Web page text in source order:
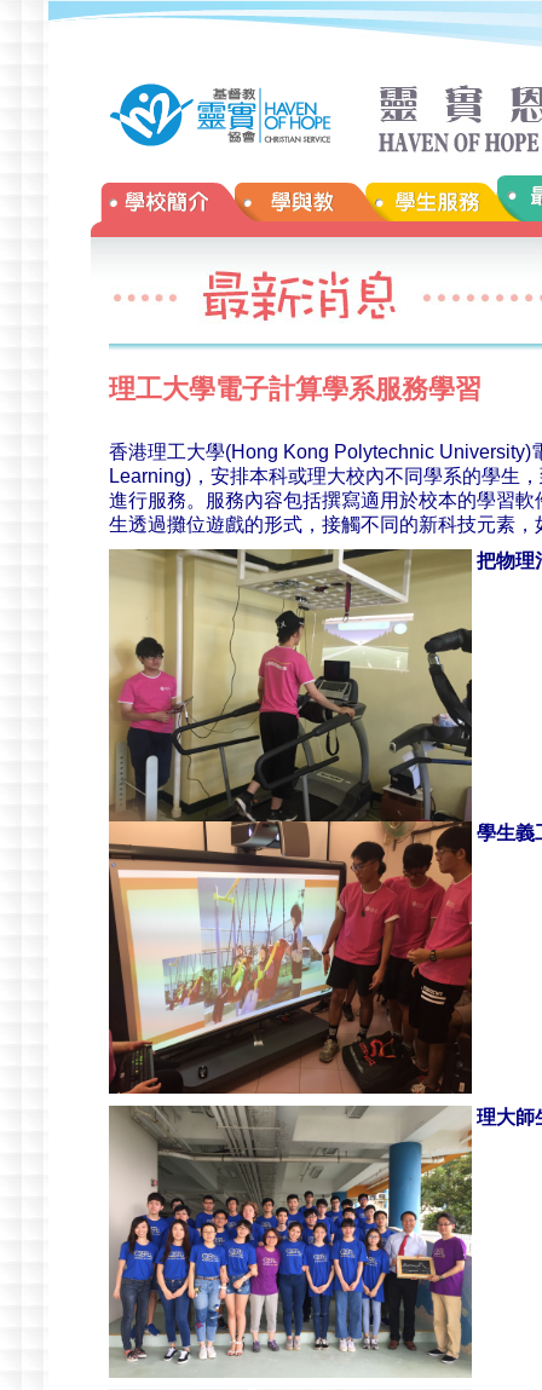
理工大學電子計算學系服務學習
香港理工大學(Hong Kong Polytechnic
Learning)，安排本科或理大校內不同學系的學生
進行服務。服務內容包括撰寫適用於校本的學習
生透過攤位遊戲的形式，接觸不同的新科技元素
把物理
學生義
理大師